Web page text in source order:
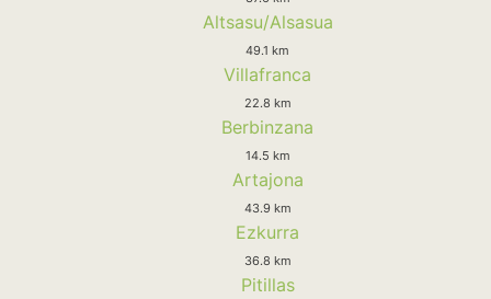
Altsasu/Alsasua
49.1 km
Villafranca
22.8 km
Berbinzana
14.5 km
Artajona
43.9 km
Ezkurra
36.8 km
Pitillas